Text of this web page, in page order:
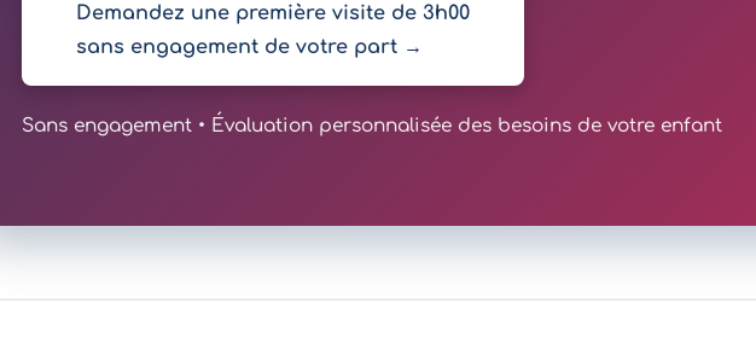
Demandez une première visite de 3h00
sans engagement de votre part →
Sans engagement • Évaluation personnalisée des besoins de votre enfant